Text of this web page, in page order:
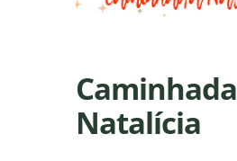
Caminhada
Natalícia